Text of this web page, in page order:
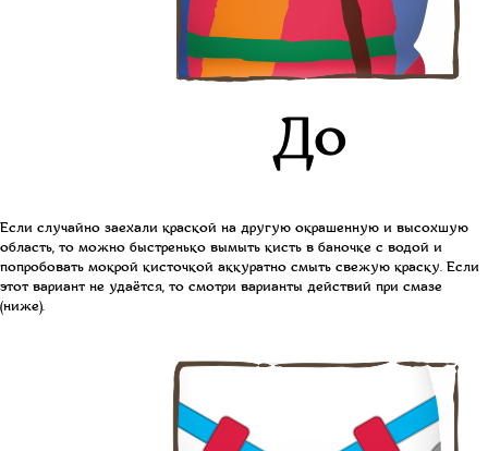
Если случайно заехали краской на другую окрашенную и высохшую
область, то можно быстренько вымыть кисть в баночке с водой и
попробовать мокрой кисточкой аккуратно смыть свежую краску. Если
этот вариант не удаётся, то смотри варианты действий при смазе
(ниже).